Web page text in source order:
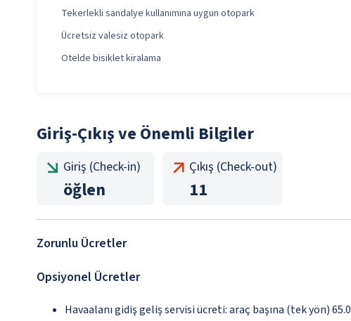
Tekerlekli sandalye kullanımına uygun otopark
Ücretsiz valesiz otopark
Otelde bisiklet kiralama
Giriş-Çıkış ve Önemli Bilgiler
Giriş (Check-in)
öğlen
Çıkış (Check-out)
11
Zorunlu Ücretler
Opsiyonel Ücretler
Havaalanı gidiş geliş servisi ücreti: araç başına (tek yön)